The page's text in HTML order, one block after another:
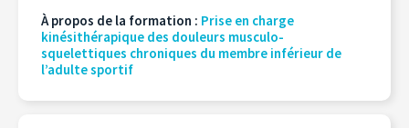
À propos de la formation : Prise en charge
kinésithérapique des douleurs musculo-
squelettiques chroniques du membre inférieur de
l’adulte sportif